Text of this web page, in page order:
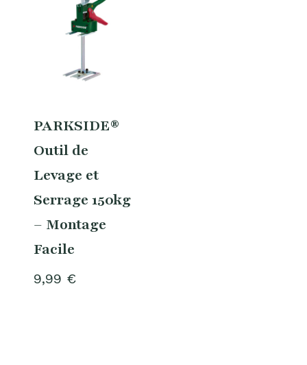
PARKSIDE®
Outil de
Levage et
Serrage 150kg
– Montage
Facile
9,99 €